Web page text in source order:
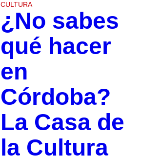
CULTURA
¿No sabes
qué hacer
en
Córdoba?
La Casa de
la Cultura